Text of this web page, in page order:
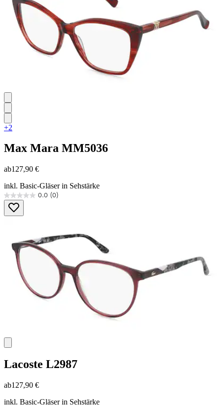
+2
Max Mara MM5036
ab127,90 €
inkl. Basic-Gläser in Sehstärke
0.0 (0)
0.0
von
5
Lacoste L2987
ab127,90 €
inkl. Basic-Gläser in Sehstärke